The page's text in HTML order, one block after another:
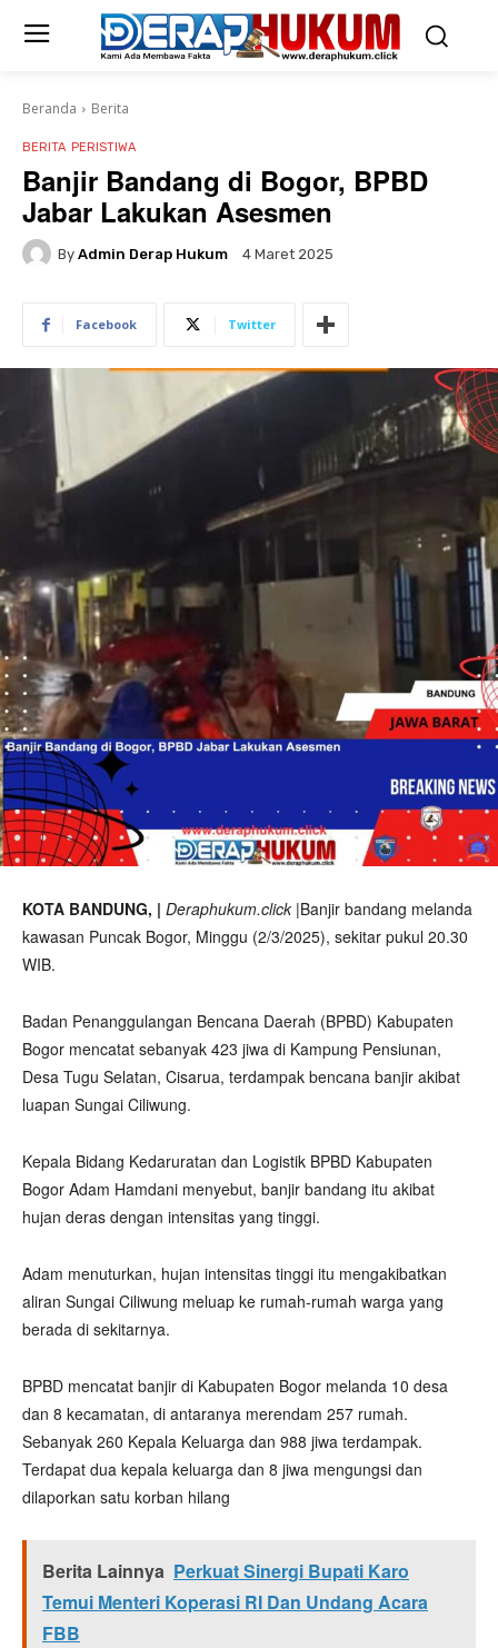
Beranda Berita
BERITA PERISTIWA
Banjir Bandang di Bogor, BPBD
Jabar Lakukan Asesmen
By Admin Derap Hukum 4 Maret 2025
Facebook Twitter
KOTA BANDUNG, | Deraphukum.click |Banjir bandang melanda
kawasan Puncak Bogor, Minggu (2/3/2025), sekitar pukul 20.30
WIB.
Badan Penanggulangan Bencana Daerah (BPBD) Kabupaten
Bogor mencatat sebanyak 423 jiwa di Kampung Pensiunan,
Desa Tugu Selatan, Cisarua, terdampak bencana banjir akibat
luapan Sungai Ciliwung.
Kepala Bidang Kedaruratan dan Logistik BPBD Kabupaten
Bogor Adam Hamdani menyebut, banjir bandang itu akibat
hujan deras dengan intensitas yang tinggi.
Adam menuturkan, hujan intensitas tinggi itu mengakibatkan
aliran Sungai Ciliwung meluap ke rumah-rumah warga yang
berada di sekitarnya.
BPBD mencatat banjir di Kabupaten Bogor melanda 10 desa
dan 8 kecamatan, di antaranya merendam 257 rumah.
Sebanyak 260 Kepala Keluarga dan 988 jiwa terdampak.
Terdapat dua kepala keluarga dan 8 jiwa mengungsi dan
dilaporkan satu korban hilang
Berita Lainnya Perkuat Sinergi Bupati Karo
Temui Menteri Koperasi RI Dan Undang Acara
FBB